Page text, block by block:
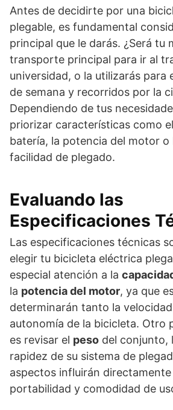
Antes de decidirte por una
plegable, es fundamental
principal que le darás. ¿Será tu
transporte principal para ir al
universidad, o la utilizarás para
de semana y recorridos por la
Dependiendo de tus
priorizar características como
batería, la potencia del motor o
facilidad de plegado.
Evaluando las
Especificaciones
Las especificaciones técnicas
elegir tu bicicleta eléctrica
especial atención a la
la potencia del motor, ya que
determinarán tanto la
autonomía de la bicicleta. Otro
es revisar el peso del conjunto,
rapidez de su sistema de
aspectos influirán directamente
portabilidad y comodidad de